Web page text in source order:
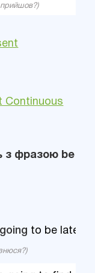
Continuous
з фразою be
to be late?